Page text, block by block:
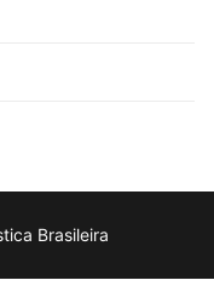
Brasileira